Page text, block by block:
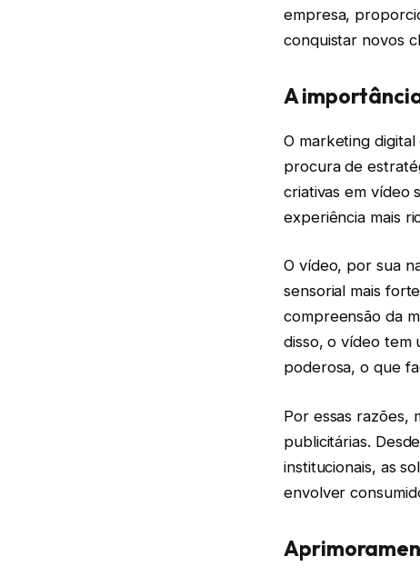
empresa,
conquistar novos
A
O marketing
procura de
criativas em vídeo
experiência mais
O vídeo, por sua
sensorial mais
compreensão da
disso, o vídeo tem
poderosa, o que
Por essas razões,
publicitárias.
institucionais, as
envolver